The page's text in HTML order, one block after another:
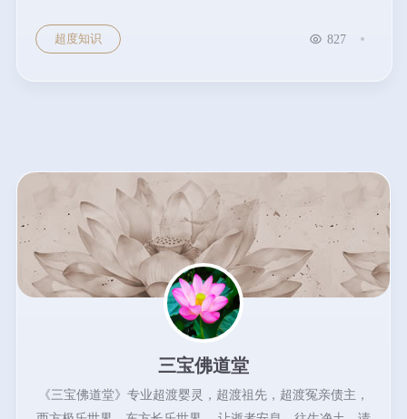
超度知识 827
三宝佛道堂
《三宝佛道堂》专业超渡婴灵，超渡祖先，超渡冤亲债主，